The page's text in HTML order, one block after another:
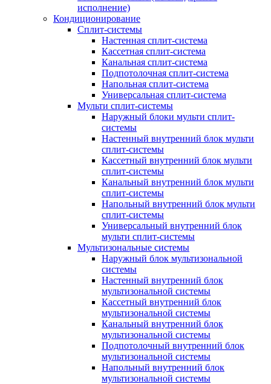
исполнение)
Кондиционирование
Сплит-системы
Настенная сплит-система
Кассетная сплит-система
Канальная сплит-система
Подпотолочная сплит-система
Напольная сплит-система
Универсальная сплит-система
Мульти сплит-системы
Наружный блоки мульти сплит-
системы
Настенный внутренний блок мульти
сплит-системы
Кассетный внутренний блок мульти
сплит-системы
Канальный внутренний блок мульти
сплит-системы
Напольный внутренний блок мульти
сплит-системы
Универсальный внутренний блок
мульти сплит-системы
Мультизональные системы
Наружный блок мультизональной
системы
Настенный внутренний блок
мультизональной системы
Кассетный внутренний блок
мультизональной системы
Канальный внутренний блок
мультизональной системы
Подпотолочный внутренний блок
мультизональной системы
Напольный внутренний блок
мультизональной системы